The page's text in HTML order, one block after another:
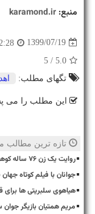
منبع: karamond.ir
1399/07/19
5.0
/ 5
تگهای مطلب:
این مطلب را می
تازه ترین مطالب
روایت یک زن ۷۶ ساله کوهنورد مادر کوهستان کیست؟
جوانان با فیلم کوتاه
هیاهوی سلبریتی ها برای
مریم همتیان بازیگر